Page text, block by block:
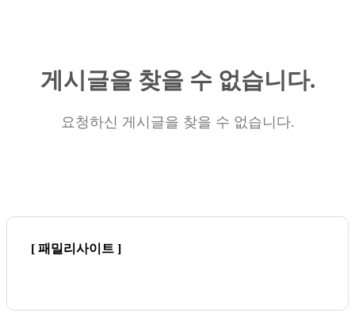
게시글을 찾을 수 없습니다.
요청하신 게시글을 찾을 수 없습니다.
[ 패밀리사이트 ]